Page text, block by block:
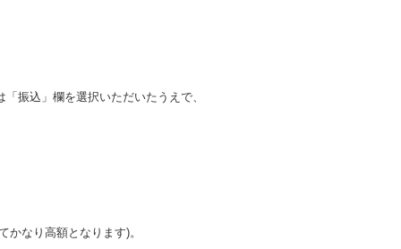
振込」欄を選択いただいたうえで、
なり高額となります)。